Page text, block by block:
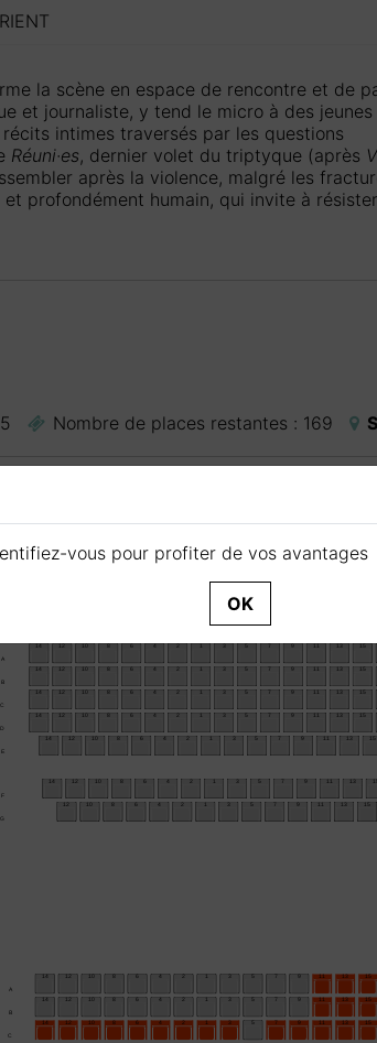
la scène en espace de rencontre et de
et journaliste, y tend le micro à des jeunes
intimes traversés par les questions
Réuni·es, dernier volet du triptyque (après
après la violence, malgré les
profondément humain, qui invite à
Nombre de places restantes : 169
sont représentées en orange sur le plan
sont représentées en vert sur le
vous pour profiter de vos avantages
OK